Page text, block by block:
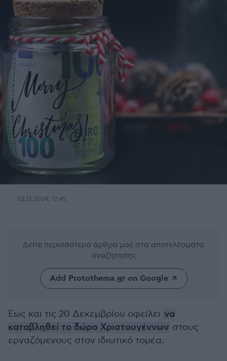
02.12.2024, 12:45
Δείτε περισσότερα άρθρα μας στα αποτελέσματα
αναζήτησης
Add Protothema.gr on Google
Έως και τις 20 Δεκεμβρίου οφείλει να
καταβληθεί το δώρο Χριστουγέννων στους
εργαζόμενους στον ιδιωτικό τομέα.